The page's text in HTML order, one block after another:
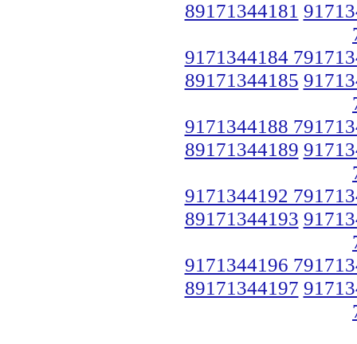
89171344181
9171344184
89171344185
9171344188
89171344189
9171344192
89171344193
9171344196
89171344197